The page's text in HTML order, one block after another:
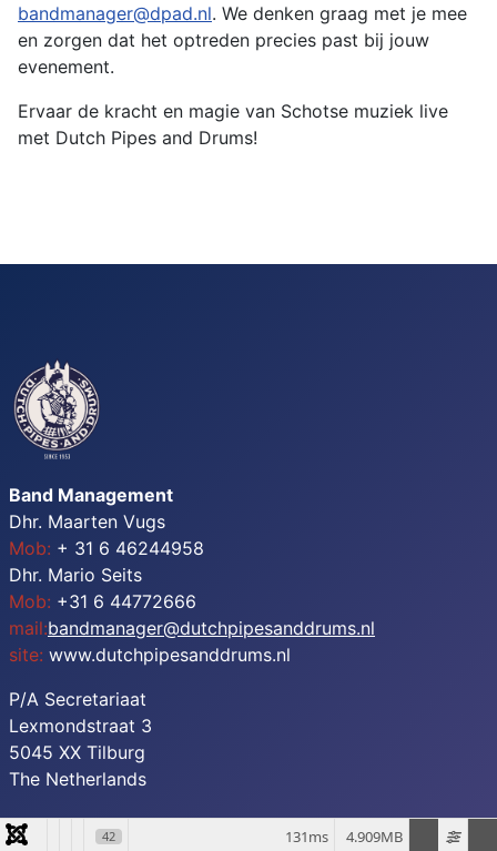
bandmanager@dpad.nl. We denken graag met je mee
en zorgen dat het optreden precies past bij jouw
evenement.
Ervaar de kracht en magie van Schotse muziek live
met Dutch Pipes and Drums!
Band Management
Dhr. Maarten Vugs
Mob: + 31 6 46244958
Dhr. Mario Seits
Mob: +31 6 44772666
mail:bandmanager@dutchpipesanddrums.nl
site: www.dutchpipesanddrums.nl
P/A Secretariaat
Lexmondstraat 3
5045 XX Tilburg
The Netherlands
42 4.909MB
131ms